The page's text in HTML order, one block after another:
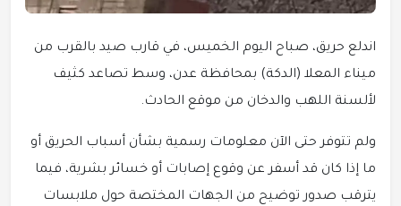
اندلع حريق، صباح اليوم الخميس، في قارب صيد بالقرب من
ميناء المعلا (الدكة) بمحافظة عدن، وسط تصاعد كثيف
لألسنة اللهب والدخان من موقع الحادث.
ولم تتوفر حتى الآن معلومات رسمية بشأن أسباب الحريق أو
ما إذا كان قد أسفر عن وقوع إصابات أو خسائر بشرية، فيما
يترقب صدور توضيح من الجهات المختصة حول ملابسات